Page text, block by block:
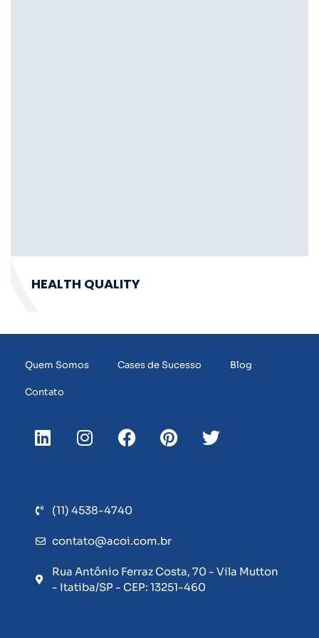
HEALTH QUALITY
Quem Somos Cases de Sucesso Blog
Contato
(11) 4538-4740
contato@acoi.com.br
Rua Antônio Ferraz Costa, 70 - Vila Mutton
- Itatiba/SP - CEP: 13251-460